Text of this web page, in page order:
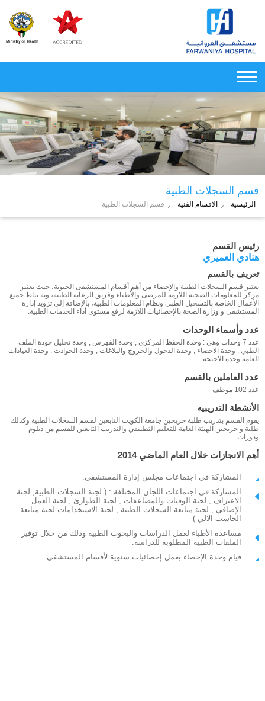
قسم السجلات الطبية
الرئيسية الاقسام الفنية قسم السجلات الطبية
رئيس القسم
هنادي العميري
تعريف بالقسم
يعتبر قسم السجلات الطبية والإحصاء من أهم أقسام المستشفى الحيوية، حيث يعتبر
مركز للمعلومات الصحية اللازمة للمرضى والأطباء وفريق الرعاية الطبية، وبه تناط جميع
الأعمال الخاصة بالتسجيل الطبي ونظام المعلومات الطبية، بالإضافة إلى تزويد إدارة
المستشفى و وزارة الصحة بالإحصائيات اللازمة لرفع مستوى أداء الخدمات الطبية.
عدد وأسماء الوحدات
عدد 7 وحدات وهي : وحدة الحفظ المركزي , وحدة الفهرس , وحدة تحليل جودة الملف
الطبي , وحدة الاحصاء , وحدة الدخول والخروج والبلاغات , وحدة الحوادث , وحدة العيادات
العامه وحدة الاجنحة.
عدد العاملين بالقسم
عدد 102 موظف
الأنشطة التدريبيه
يقوم القسم بتدريب طلبة خريجين جامعة الكويت التابعين لقسم السجلات الطبية وكذلك
طلبة و خريجين الهيئة العامة للتعليم التطبيقي والتدريب التابعين للقسم من دبلوم
ودورات.
أهم الانجازات خلال العام الماضي 2014
المشاركة في اجتماعات مجلس إدارة المستشفى.
المشاركة في اجتماعات اللجان المختلفة : ( لجنة السجلات الطبية, لجنة
الاعتراف , لجنة الوفيات والمضاعفات , لجنة الطوارئ , لجنة العمل
الإضافي , لجنة متابعة السجلات الطبية , لجنة الاستخدامات-لجنة متابعة
الحاسب الآلي )
مساعدة الأطباء لعمل الدراسات والبحوث الطبية وذلك من خلال توفير
الملفات الطبية المطلوبة للدراسة.
قيام وحدة الإحصاء بعمل إحصائيات سنوية لأقسام المستشفى .